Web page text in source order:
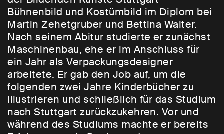
Bühnenbild und Kostümbild im Diplom bei
Martin Zehetgruber und Bettina Walter.
Nach seinem Abitur studierte er zunächst
Maschinenbau, ehe er im Anschluss für
ein Jahr als Verpackungsdesigner
arbeitete. Er gab den Job auf, um die
folgenden zwei Jahre Kinderbücher zu
illustrieren und schließlich für das Studium
nach Stuttgart zurückzukehren. Vor und
während des Studiums machte er bereits